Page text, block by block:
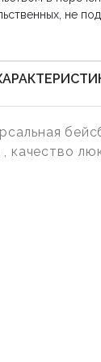
не
качество